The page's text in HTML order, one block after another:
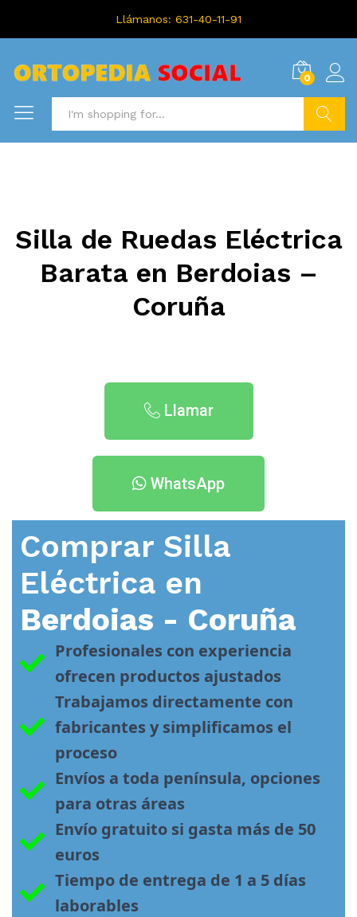
Llámanos: 631-40-11-91
0
Silla de Ruedas Eléctrica
Barata en Berdoias –
Coruña
Llamar
WhatsApp
Comprar Silla
Eléctrica en
Berdoias - Coruña
Profesionales con experiencia
ofrecen productos ajustados
Trabajamos directamente con
fabricantes y simplificamos el
proceso
Envíos a toda península, opciones
para otras áreas
Envío gratuito si gasta más de 50
euros
Tiempo de entrega de 1 a 5 días
laborables